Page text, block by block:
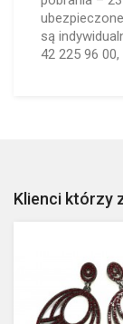
są
42 225 96
Klienci którzy